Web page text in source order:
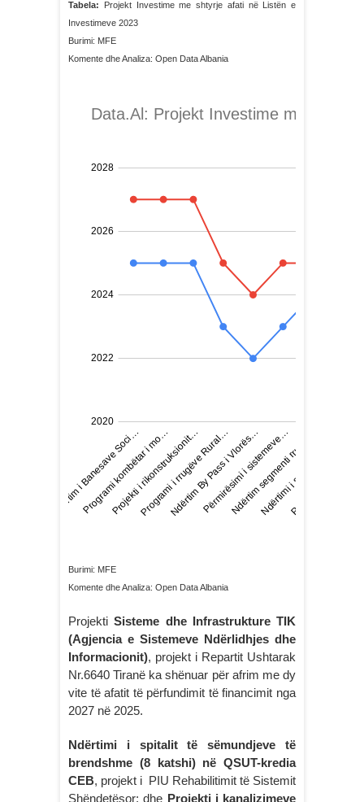
Tabela: Projekt Investime me shtyrje afati në Listën e
Investimeve 2023
Burimi: MFE
Komente dhe Analiza: Open Data Albania
Burimi: MFE
Komente dhe Analiza: Open Data Albania
ProjektiSisteme dhe Infrastrukture TIK
(Agjencia e Sistemeve Ndërlidhjes dhe
Informacionit), projekt i Repartit Ushtarak
Nr.6640 Tiranë ka shënuar për afrim me dy
vite të afatit të përfundimit të financimit nga
2027 në 2025.
Ndërtimi i spitalit të sëmundjeve të
brendshme (8 katshi) në QSUT-kredia
CEB, projekt i PIU Rehabilitimit të Sistemit
Shëndetësor; dhe Projekti i kanalizimeve